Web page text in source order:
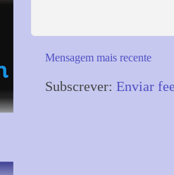
Mensagem mais recente
Subscrever: Enviar